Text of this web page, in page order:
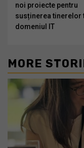
noi proiecte pentru
susținerea tinerelor
domeniul IT
MORE